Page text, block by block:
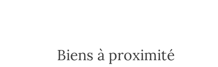
Biens à proximité